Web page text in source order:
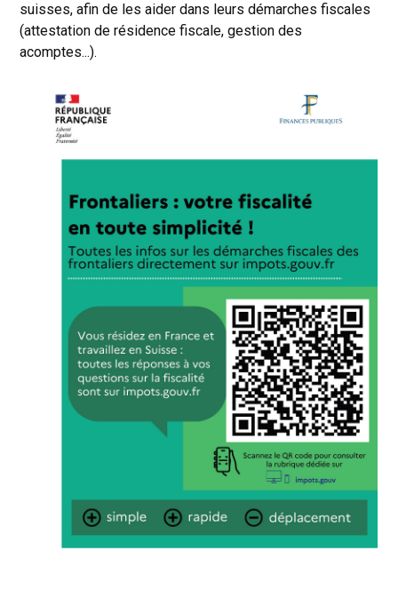
suisses, afin de les aider dans leurs démarches fiscales
(attestation de résidence fiscale, gestion des
acomptes...).